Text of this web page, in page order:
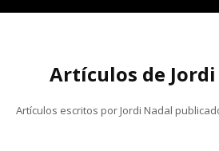
Artículos de
Artículos escritos por Jordi Nadal